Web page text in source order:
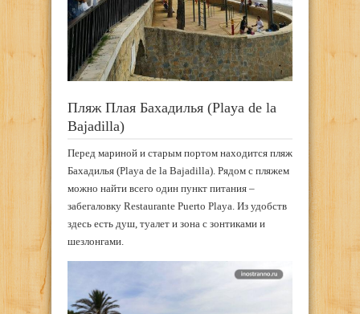
Пляж Плая Бахадилья (Playa de la
Bajadilla)
Перед мариной и старым портом находится пляж
Бахадилья (Playa de la Bajadilla). Рядом с пляжем
можно найти всего один пункт питания –
забегаловку Restaurante Puerto Playa. Из удобств
здесь есть душ, туалет и зона с зонтиками и
шезлонгами.